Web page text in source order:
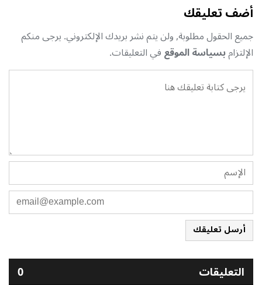
أضف تعليقك
جميع الحقول مطلوبة, ولن يتم نشر بريدك الإلكتروني. يرجى منكم
الإلتزامبسياسة الموقعفي التعليقات.
أرسل تعليقك
التعليقات 0